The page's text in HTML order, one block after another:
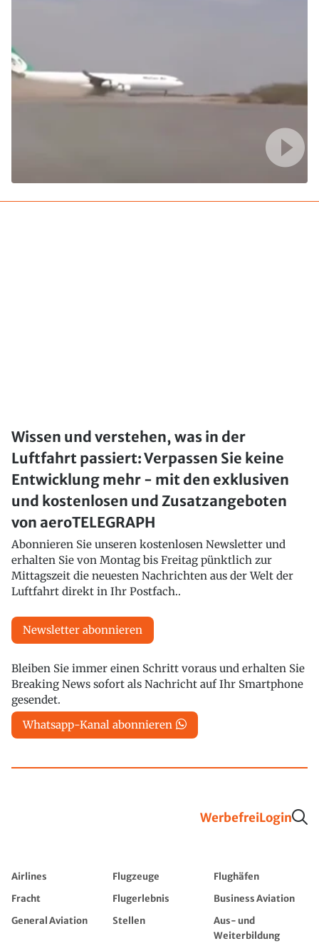
Wissen und verstehen, was in der
Luftfahrt passiert: Verpassen Sie keine
Entwicklung mehr - mit den exklusiven
und kostenlosen und Zusatzangeboten
von aeroTELEGRAPH
Abonnieren Sie unseren kostenlosen Newsletter und
erhalten Sie von Montag bis Freitag pünktlich zur
Mittagszeit die neuesten Nachrichten aus der Welt der
Luftfahrt direkt in Ihr Postfach..
Newsletter abonnieren
Bleiben Sie immer einen Schritt voraus und erhalten Sie
Breaking News sofort als Nachricht auf Ihr Smartphone
gesendet.
Whatsapp-Kanal abonnieren
WerbefreiLogin
Airlines Flugzeuge
Flughäfen
Fracht
Flugerlebnis
Business Aviation
General Aviation
Stellen
Aus- und
Weiterbildung